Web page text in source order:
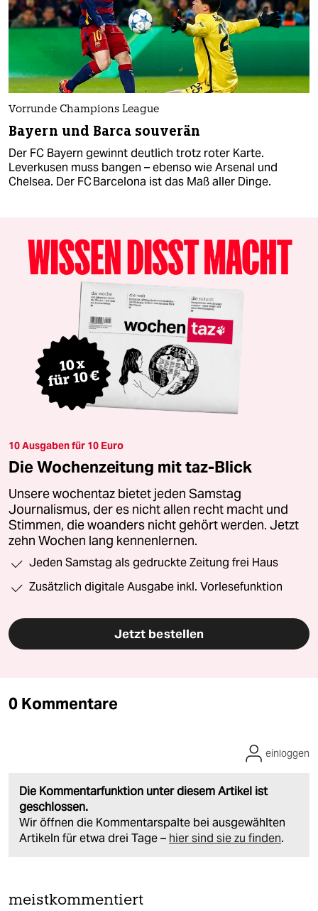
Vorrunde Champions League
Bayern und Barca souverän
Der FC Bayern gewinnt deutlich trotz roter Karte.
Leverkusen muss bangen – ebenso wie Arsenal und
Chelsea. Der FC Barcelona ist das Maß aller Dinge.
10 Ausgaben für 10 Euro
Die Wochenzeitung mit taz-Blick
Unsere wochentaz bietet jeden Samstag
Journalismus, der es nicht allen recht macht und
Stimmen, die woanders nicht gehört werden. Jetzt
zehn Wochen lang kennenlernen.
Jeden Samstag als gedruckte Zeitung frei Haus
Zusätzlich digitale Ausgabe inkl. Vorlesefunktion
Jetzt bestellen
0 Kommentare
Die Kommentarfunktion unter diesem Artikel ist
geschlossen.
Wir öffnen die Kommentarspalte bei ausgewählten
Artikeln für etwa drei Tage – hier sind sie zu finden.
einloggen
meistkommentiert